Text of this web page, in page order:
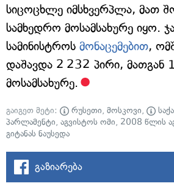
სიცოცხლე იმსხვერპლა, მათ
სამხედრო მოსამსახურე იყო.
სამინისტროს მონაცემებით,
დაშავდა 2 232 პირი, მათგან
მოსამსახურე.
გაიგეთ მეტი: რუსეთი, მოსკოვი,
პარლამენტი, აგვისტოს ომი, 2008 წლის
გიტანას ნაუსედა
გაზიარება